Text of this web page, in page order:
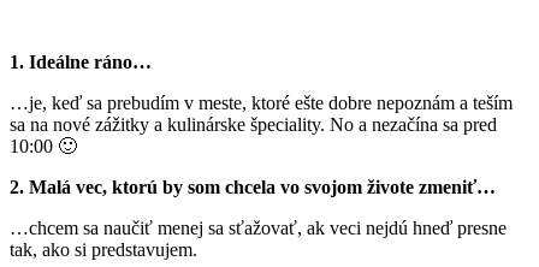
1. Ideálne ráno…
…je, keď sa prebudím v meste, ktoré ešte dobre nepoznám a teším
sa na nové zážitky a kulinárske špeciality. No a nezačína sa pred
10:00 🙂
2. Malá vec, ktorú by som chcela vo svojom živote zmeniť…
…chcem sa naučiť menej sa sťažovať, ak veci nejdú hneď presne
tak, ako si predstavujem.